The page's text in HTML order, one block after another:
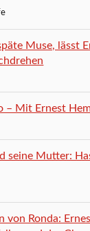
Muse, lässt
– Mit Ernest
seine Mutter:
von Ronda: